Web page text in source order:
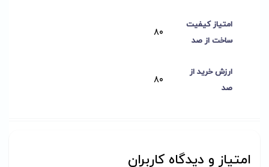
امتیاز کیفیت
ساخت از صد
80
ارزش خرید از
صد
80
امتیاز و دیدگاه کاربران